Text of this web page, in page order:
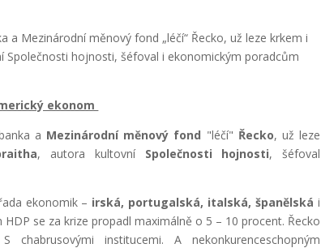
Mezinárodní měnový fond „léčí“ Řecko, už leze krkem i
Společnosti hojnosti, šéfoval i ekonomickým poradcům
ekonom
a Mezinárodní měnový fond "léčí" Řecko, už leze
, autora kultovní Společnosti hojnosti, šéfoval
ekonomik – irská, portugalská, italská, španělská i
se za krize propadl maximálně o 5 – 10 procent. Řecko
institucemi. A nekonkurenceschopným